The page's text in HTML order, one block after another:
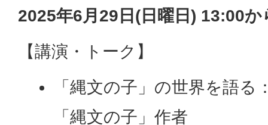
2025年6月29日(日曜日) 13:00
【講演・トーク】
「縄文の子」の世界を語
「縄文の子」作者